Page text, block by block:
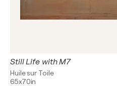
Still Life with M7
Huile sur Toile
65x70in